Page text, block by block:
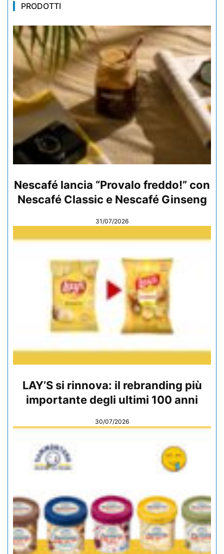
PRODOTTI
Nescafé lancia “Provalo freddo!” con
Nescafé Classic e Nescafé Ginseng
31/07/2026
LAY’S si rinnova: il rebranding più
importante degli ultimi 100 anni
30/07/2026